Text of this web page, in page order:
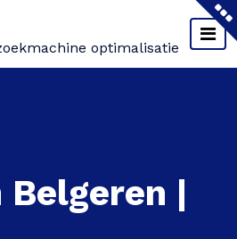
optimalisatie
Belgeren |